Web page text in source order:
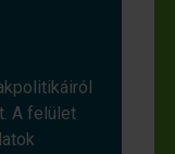
A felület